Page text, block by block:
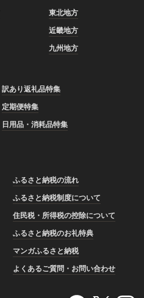
東北地方
近畿地方
九州地方
訳あり返礼品特集
定期便特集
日用品・消耗品特集
ふるさと納税の流れ
ふるさと納税制度について
住民税・所得税の控除について
ふるさと納税のお礼特典
マンガふるさと納税
よくあるご質問・お問い合わせ